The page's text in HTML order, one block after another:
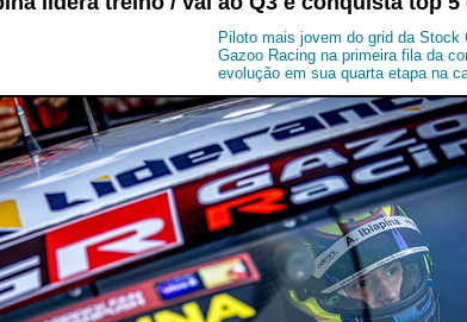
Piloto mais jovem do grid da Stock
Gazoo Racing na primeira fila da
evolução em sua quarta etapa na